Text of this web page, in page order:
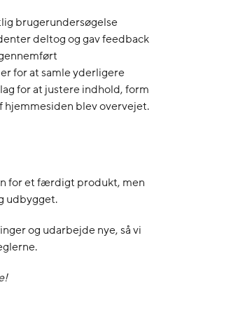
brugerundersøgelse
deltog og gav feedback
for at samle yderligere
for at justere indhold, form
hjemmesiden blev overvejet.
for et færdigt produkt, men
udbygget.
og udarbejde nye, så vi